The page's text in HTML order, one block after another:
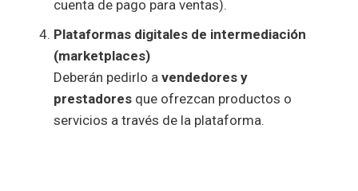
cuenta de pago para ventas).
Plataformas digitales de intermediación
(marketplaces)
Deberán pedirlo a vendedores y
prestadoresque ofrezcan productos o
servicios a través de la plataforma.